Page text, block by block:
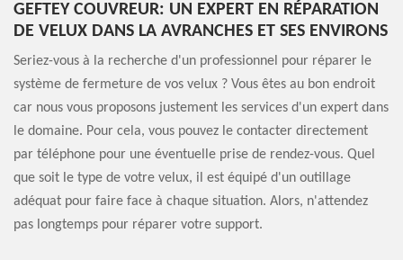
GEFTEY COUVREUR: UN EXPERT EN RÉPARATION
DE VELUX DANS LA AVRANCHES ET SES ENVIRONS
Seriez-vous à la recherche d'un professionnel pour réparer le
système de fermeture de vos velux ? Vous êtes au bon endroit
car nous vous proposons justement les services d'un expert dans
le domaine. Pour cela, vous pouvez le contacter directement
par téléphone pour une éventuelle prise de rendez-vous. Quel
que soit le type de votre velux, il est équipé d'un outillage
adéquat pour faire face à chaque situation. Alors, n'attendez
pas longtemps pour réparer votre support.